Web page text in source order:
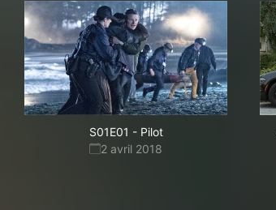
S01E01 - Pilot
2 avril 2018